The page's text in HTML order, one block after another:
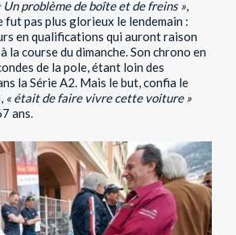
Un problème de boîte et de freins »,
fut pas plus glorieux le lendemain :
en qualifications qui auront raison
la course du dimanche. Son chrono en
de la pole, étant loin des
la Série A2. Mais le but, confia le
« était de faire vivre cette voiture »
ans.